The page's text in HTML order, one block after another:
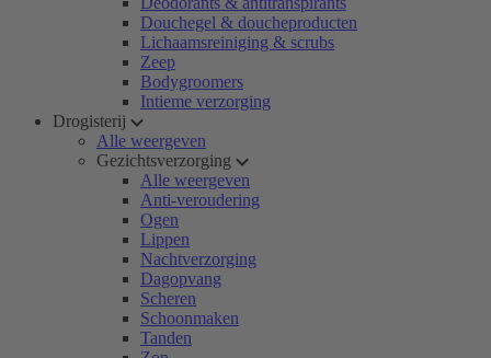
Douchegel & doucheproducten
Lichaamsreiniging & scrubs
Zeep
Bodygroomers
Intieme verzorging
Drogisterij
Alle weergeven
Gezichtsverzorging
Alle weergeven
Anti-veroudering
Ogen
Lippen
Nachtverzorging
Dagopvang
Scheren
Schoonmaken
Tanden